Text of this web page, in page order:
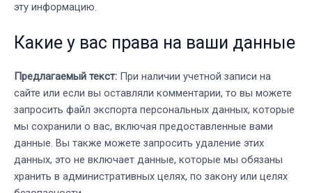
эту информацию.
Какие у вас права на ваши данные
Предлагаемый текст: При наличии учетной записи на
сайте или если вы оставляли комментарии, то вы можете
запросить файл экспорта персональных данных, которые
мы сохранили о вас, включая предоставленные вами
данные. Вы также можете запросить удаление этих
данных, это не включает данные, которые мы обязаны
хранить в административных целях, по закону или целях